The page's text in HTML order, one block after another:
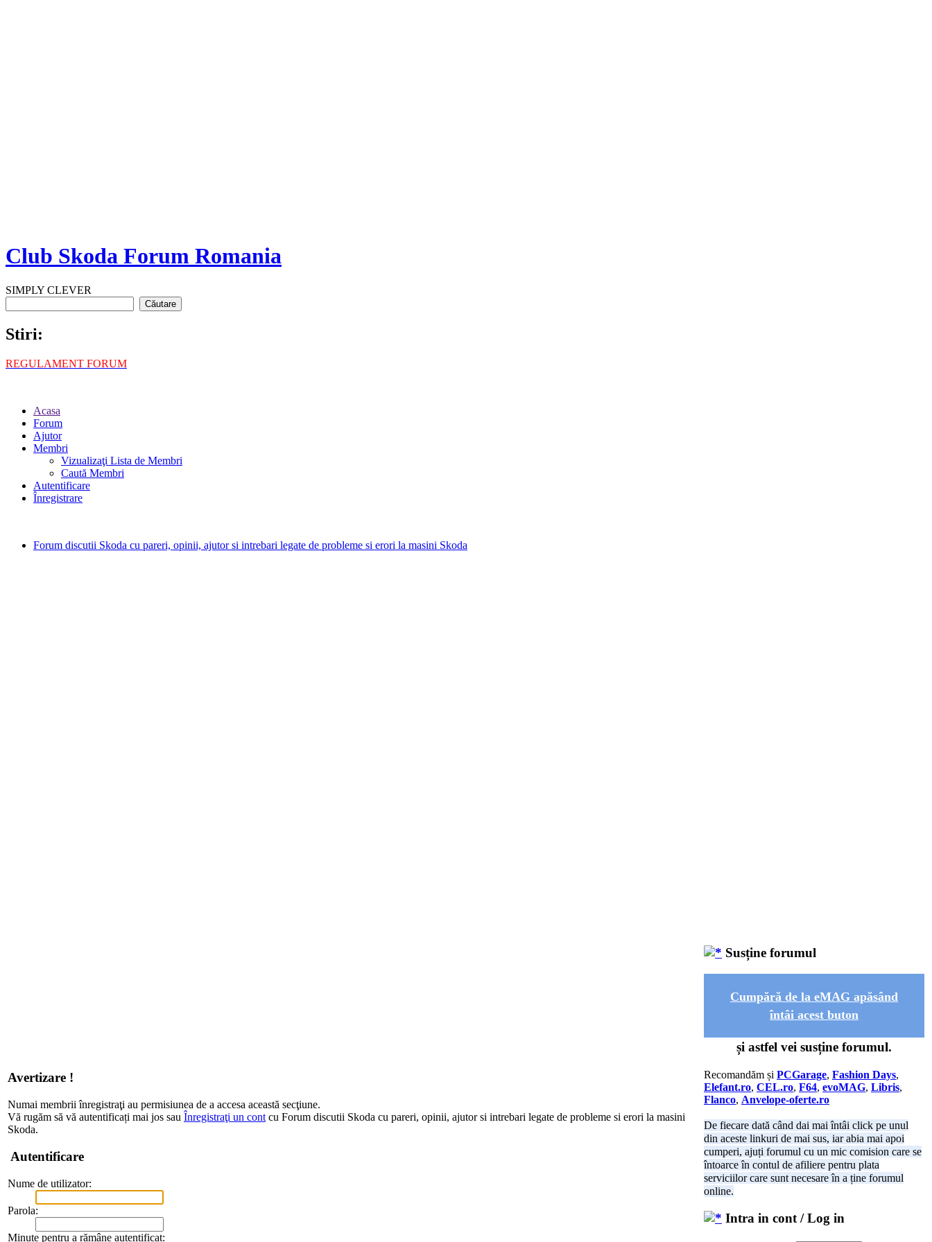
Club Skoda Forum Romania
SIMPLY CLEVER
Stiri:
REGULAMENT FORUM
Acasa
Forum
Ajutor
Membri
Vizualizaţi Lista de Membri
Caută Membri
Autentificare
Înregistrare
Forum discutii Skoda cu pareri, opinii, ajutor si intrebari legate de probleme si erori la masini Skoda
Avertizare !
Numai membrii înregistraţi au permisiunea de a accesa această secţiune.
Vă rugăm să vă autentificați mai jos sau Înregistraţi un cont cu Forum discutii Skoda cu pareri, opinii, ajutor si intrebari legate de probleme si erori la masini
Skoda.
Autentificare
Nume de utilizator:
Parola:
Minute pentru a rămâne autentificat:
Susține forumul
Cumpără de la eMAG apăsând
întâi acest buton
și astfel vei susține forumul.
Recomandăm și PCGarage, Fashion Days,
Elefant.ro, CEL.ro, F64, evoMAG, Libris,
Flanco, Anvelope-oferte.ro
De fiecare dată când dai mai întâi click pe unul
din aceste linkuri de mai sus, iar abia mai apoi
cumperi, ajuți forumul cu un mic comision care se
întoarce în contul de afiliere pentru plata
serviciilor care sunt necesare în a ține forumul
online.
Intra in cont / Log in